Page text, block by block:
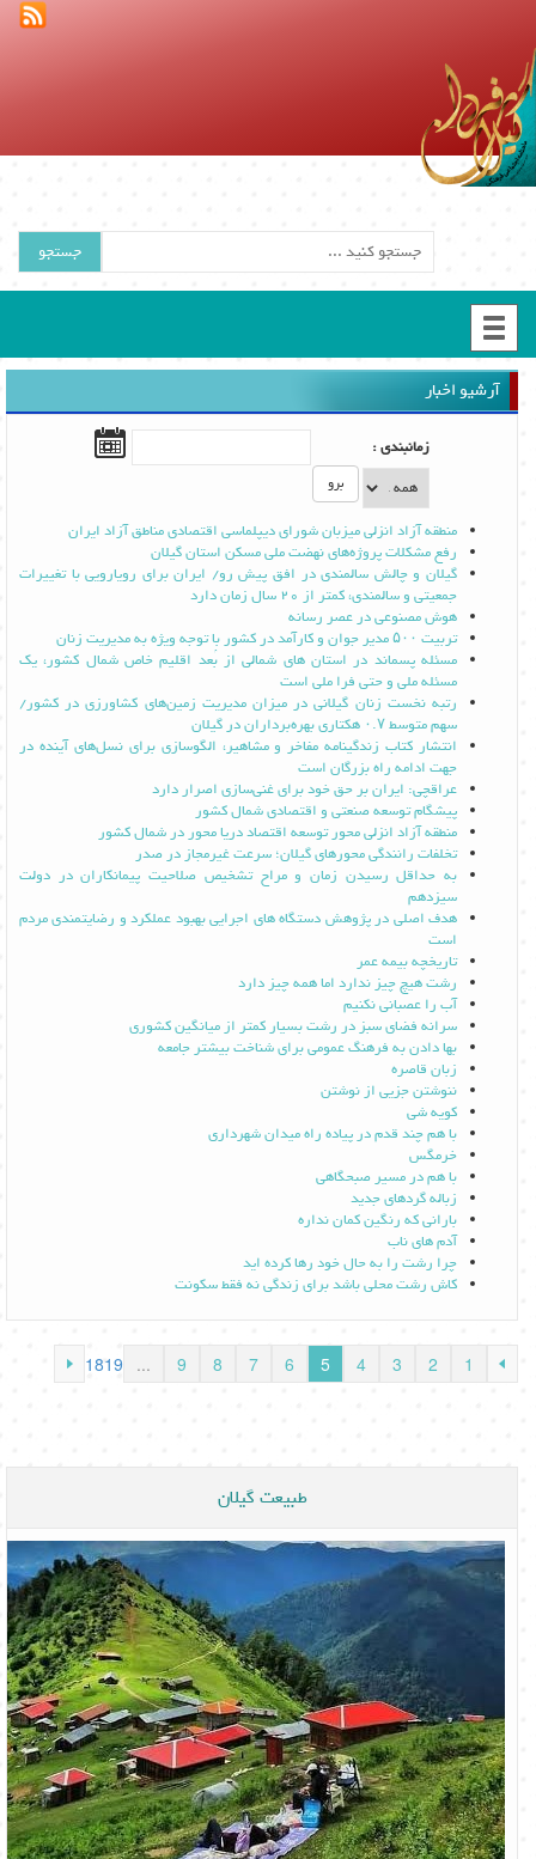
جستجو
آرشیو اخبار
زمانبندی :
برو
منطقه آزاد انزلی میزبان شورای دیپلماسی اقتصادی مناطق آزاد ایران
رفع مشکلات پروژه‌های نهضت ملی مسکن استان گیلان
گیلان و چالش سالمندی در افق پیش رو/ ایران برای رویارویی با تغییرات
جمعیتی و سالمندی، کمتر از 20 سال زمان دارد
هوش مصنوعی در عصر رسانه
تربیت ۵۰۰ مدیر جوان و کارآمد در کشور با توجه ویژه به مدیریت زنان
مسئله پسماند در استان های شمالی از بُعد اقلیم خاص شمال کشور، یک
مسئله ملی و حتی فرا ملی است
رتبه نخست زنان گیلانی در میزان مدیریت زمین‌های کشاورزی در کشور/
سهم متوسط ۰.۷ هکتاری بهره‌برداران در گیلان
انتشار کتاب زندگینامه مفاخر و مشاهیر، الگو‌سازی برای نسل‌های آینده در
جهت ادامه راه بزرگان است
عراقچی: ایران بر حق خود برای غنی‌سازی اصرار دارد
پیشگام توسعه صنعتی و اقتصادی شمال کشور
منطقه آزاد انزلی محور توسعه اقتصاد دریا محور در شمال کشور
تخلفات رانندگی محورهای گیلان؛ سرعت غیرمجاز در صدر
به حداقل رسیدن زمان و مراح تشخیص صلاحیت پیمانکاران در دولت
سیزدهم
هدف اصلی در پژوهش دستگاه های اجرایی بهبود عملکرد و رضایتمندی مردم
است
تاریخچه بیمه عمر
رشت هیچ چیز ندارد اما همه چیز دارد
آب را عصبانی نکنیم
سرانه فضای سبز در رشت بسیار کمتر از میانگین کشوری
بها دادن به فرهنگ عمومی برای شناخت بیشتر جامعه
زبان قاصره
ننوشتن جزیی از نوشتن
کویه شی
با هم چند قدم در پیاده راه میدان شهرداری
خرمگس
با هم در مسیر صبحگاهی
زباله گردهای جدید
بارانی که رنگین کمان نداره
آدم های ناب
چرا رشت را به حال خود رها کرده اید
کاش رشت محلی باشد برای زندگی نه فقط سکونت
1
2
3
4
5
6
7
8
9
...
1819
طبیعت گیلان